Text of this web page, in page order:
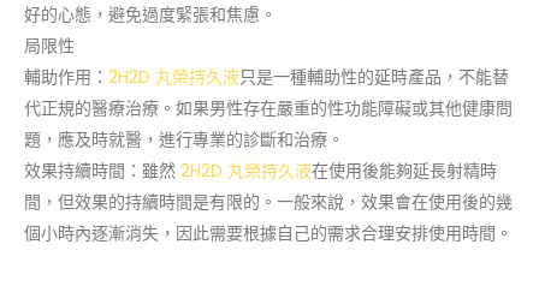
好的心態，避免過度緊張和焦慮。
局限性
輔助作用： 2H2D 丸榮持久液只是一種輔助性的延時產品，不能替
代正規的醫療治療。如果男性存在嚴重的性功能障礙或其他健康問
題，應及時就醫，進行專業的診斷和治療。
效果持續時間：雖然 2H2D 丸榮持久液在使用後能夠延長射精時
間，但效果的持續時間是有限的。一般來說，效果會在使用後的幾
個小時內逐漸消失，因此需要根據自己的需求合理安排使用時間。